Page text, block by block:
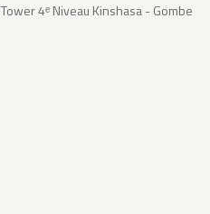
4ᵉ Niveau Kinshasa - Gombe